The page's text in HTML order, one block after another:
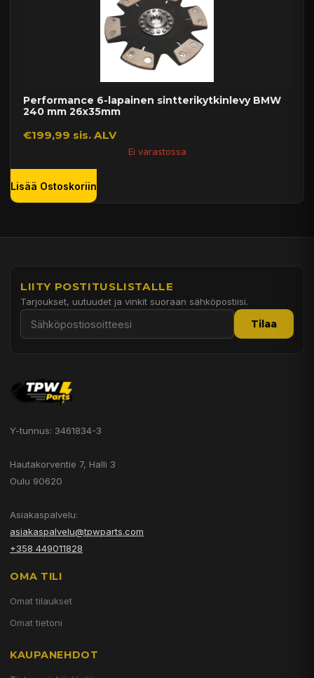
Performance 6-lapainen sintterikytkinlevy BMW
240 mm 26x35mm
€199,99 sis. ALV
Ei varastossa
Lisää Ostoskoriin
LIITY POSTITUSLISTALLE
Tarjoukset, uutuudet ja vinkit suoraan sähköpostiisi.
Tilaa
Y-tunnus: 3461834-3
Hautakorventie 7, Halli 3
Oulu 90620
Asiakaspalvelu:
asiakaspalvelu@tpwparts.com
+358 449011828
OMA TILI
Omat tilaukset
Omat tietoni
KAUPANEHDOT